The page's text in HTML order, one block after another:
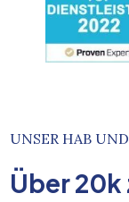
UNSER HAB
Über20k